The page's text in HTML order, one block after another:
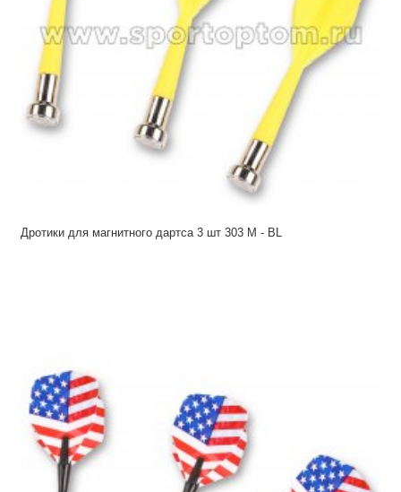
Дротики для магнитного дартса 3 шт 303 М - BL